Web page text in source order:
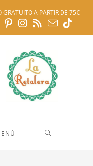
GRATUITO A PARTIR DE 75€